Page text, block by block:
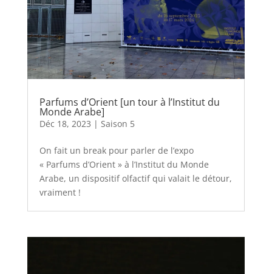
Parfums d’Orient [un tour à l’Institut du
Monde Arabe]
Déc 18, 2023 | Saison 5
On fait un break pour parler de l’expo
« Parfums d’Orient » à l’Institut du Monde
Arabe, un dispositif olfactif qui valait le détour,
vraiment !